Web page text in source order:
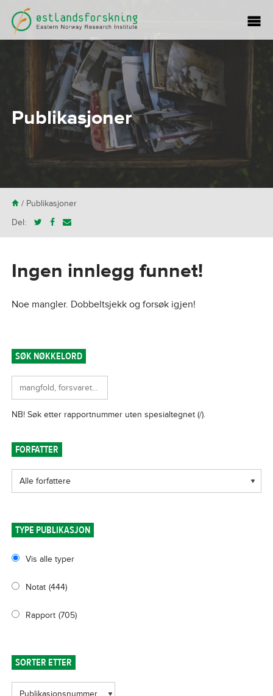
Publikasjoner
H/ Publikasjoner
Del:
Ingen innlegg funnet!
Noe mangler. Dobbeltsjekk og forsøk igjen!
SØK NØKKELORD
FORFATTER
TYPE PUBLIKASJON
Vis alle typer
Notat (444)
Rapport (705)
SORTER ETTER